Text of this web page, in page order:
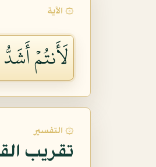
۞ الآية
لَأَنتُمۡ
۞ التفسير
تقريب